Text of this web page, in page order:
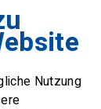
Nutzung